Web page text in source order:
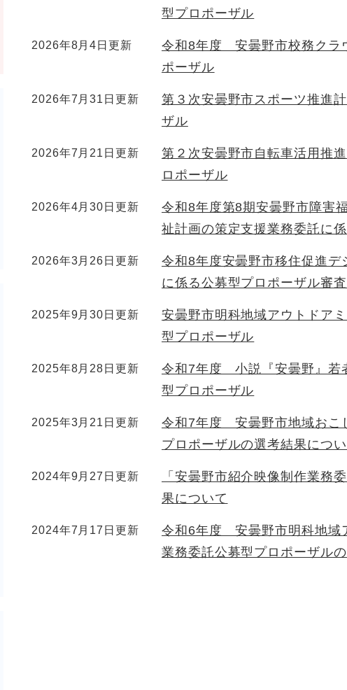
型プロポーザル
2026年8月4日更新
令和8年度 安曇野市校務クラ
ポーザル
2026年7月31日更新
第３次安曇野市スポーツ推進
ザル
2026年7月21日更新
第２次安曇野市自転車活用推
ロポーザル
2026年4月30日更新
令和8年度第8期安曇野市障害
祉計画の策定支援業務委託に
2026年3月26日更新
令和8年度安曇野市移住促進デ
に係る公募型プロポーザル審
2025年9月30日更新
安曇野市明科地域アウトドア
型プロポーザル
2025年8月28日更新
令和7年度 小説『安曇野』若
型プロポーザル
2025年3月21日更新
令和7年度 安曇野市地域おこ
プロポーザルの選考結果につ
2024年9月27日更新
「安曇野市紹介映像制作業務
果について
2024年7月17日更新
令和6年度 安曇野市明科地域
業務委託公募型プロポーザル